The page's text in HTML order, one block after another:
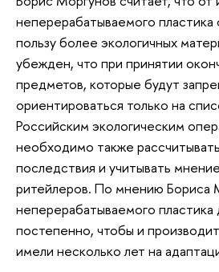
неперерабатываемого пластика
пользу более экологичных
убежден, что при принятии
предметов, которые будут
ориентироваться только на
Российским экологическим
необходимо также
последствия и учитывать
ритейлеров. По мнению Бориса
неперерабатываемого
постепенно, чтобы и
имели несколько лет на